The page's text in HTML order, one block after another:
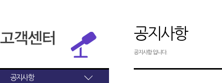
공지사항
공지사항
공지사항 입니다.